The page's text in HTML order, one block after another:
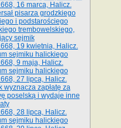
16 marca, Halicz.
pisarza grodzkiego
i podstarościego
trembowelskiego,
sejmik
19 kwietnia, Halicz.
sejmiku halickiego
9 maja, Halicz.
sejmiku halickiego
27 lipca, Halicz.
wyznacza zapłatę za
poselską i wydaje inne
28 lipca, Halicz.
sejmiku halickiego